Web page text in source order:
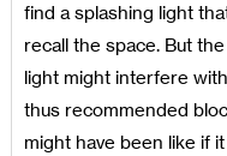
find a splashing light
recall the space. But
light might interfere
thus recommended
might have been like if